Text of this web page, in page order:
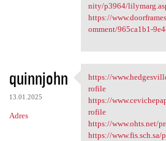
nity/p3964/
https://
omment/965ca1b1-
quinnjohn
13.01.2025
Adres
https://
https://
rofile
https://
rofile
https://www.ohts.net/
https://